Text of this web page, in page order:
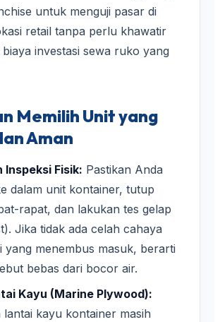
untuk menguji pasar di
retail tanpa perlu khawatir
investasi sewa ruko yang
Memilih Unit yang
Aman
Inspeksi Fisik: Pastikan Anda
dalam unit kontainer, tutup
rapat, dan lakukan tes gelap
Jika tidak ada celah cahaya
yang menembus masuk, berarti
bebas dari bocor air.
Kayu (Marine Plywood):
lantai kayu kontainer masih